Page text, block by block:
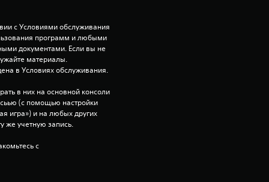
с Условиями обслуживания
программ и любыми
документами. Если вы не
материалы.
в Условиях обслуживания.
в них на основной консоли
(с помощью настройки
игра») и на любых других
же учетную запись.
с